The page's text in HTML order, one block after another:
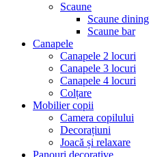
Scaune
Scaune dining
Scaune bar
Canapele
Canapele 2 locuri
Canapele 3 locuri
Canapele 4 locuri
Colțare
Mobilier copii
Camera copilului
Decorațiuni
Joacă și relaxare
Panouri decorative